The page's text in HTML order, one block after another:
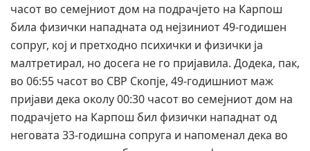
часот во семејниот дом на подрачјето на Карпош
била физички нападната од нејзиниот 49-годишен
сопруг, кој и претходно психички и физички ја
малтретирал, но досега не го пријавила. Додека, пак,
во 06:55 часот во СВР Скопје, 49-годишниот маж
пријави дека околу 00:30 часот во семејниот дом на
подрачјето на Карпош бил физички нападнат од
неговата 33-годишна сопруга и напоменал дека во